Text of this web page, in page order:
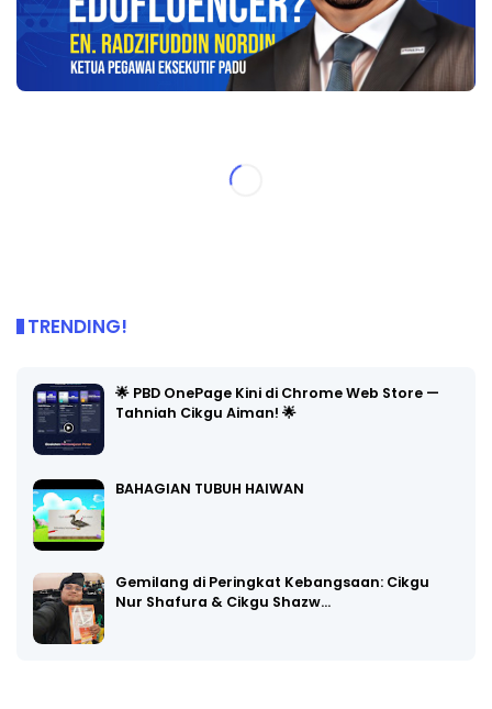
TRENDING!
🌟 PBD OnePage Kini di Chrome Web Store —
Tahniah Cikgu Aiman! 🌟
BAHAGIAN TUBUH HAIWAN
Gemilang di Peringkat Kebangsaan: Cikgu
Nur Shafura & Cikgu Shazw…